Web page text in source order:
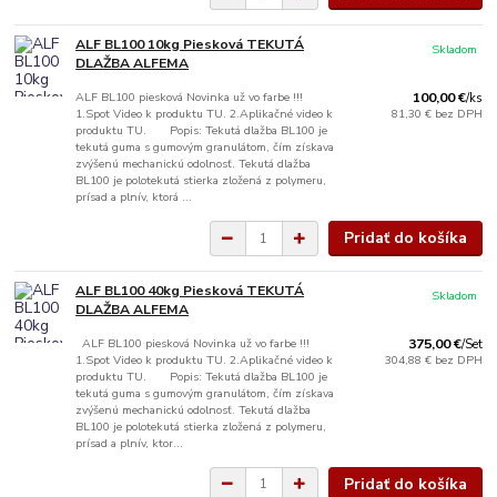
ALF BL100 10kg Piesková TEKUTÁ
DLAŽBA ALFEMA
ALF BL100 piesková Novinka už vo farbe !!!
1.Spot Video k produktu TU. 2.Aplikačné video k
produktu TU. Popis: Tekutá dlažba BL100 je
tekutá guma s gumovým granulátom, čím získava
zvýšenú mechanickú odolnosť. Tekutá dlažba
BL100 je polotekutá stierka zložená z polymeru,
prísad a plnív, ktorá ...
100,00 €/ks
81,30 € bez DPH
Skladom
Pridať do košíka
ALF BL100 40kg Piesková TEKUTÁ
DLAŽBA ALFEMA
ALF BL100 piesková Novinka už vo farbe !!!
1.Spot Video k produktu TU. 2.Aplikačné video k
produktu TU. Popis: Tekutá dlažba BL100 je
tekutá guma s gumovým granulátom, čím získava
zvýšenú mechanickú odolnosť. Tekutá dlažba
BL100 je polotekutá stierka zložená z polymeru,
prísad a plnív, ktor...
375,00 €/Set
304,88 € bez DPH
Skladom
Pridať do košíka